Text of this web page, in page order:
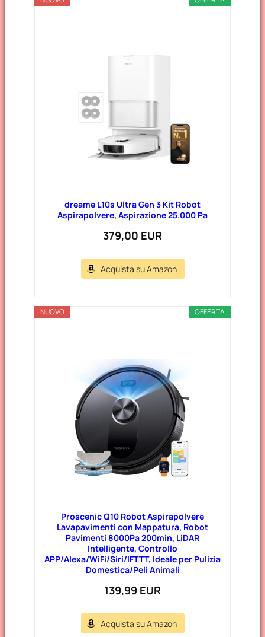
e
dreame L10s Ultra Gen 3 Kit Robot
Aspirapolvere, Aspirazione 25.000 Pa
379,00 EUR
Acquista su Amazon
OFFERTA
NUOVO
Proscenic Q10 Robot Aspirapolvere
Lavapavimenti con Mappatura, Robot
Pavimenti 8000Pa 200min, LiDAR
Intelligente, Controllo
APP/Alexa/WiFi/Siri/IFTTT, Ideale per Pulizia
Domestica/Peli Animali
139,99 EUR
Acquista su Amazon